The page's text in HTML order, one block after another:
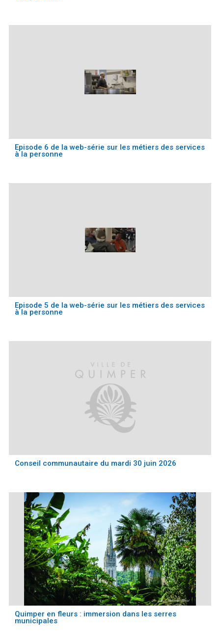
Episode 6 de la web-série sur les métiers des services
à la personne
Episode 5 de la web-série sur les métiers des services
à la personne
Conseil communautaire du mardi 30 juin 2026
Quimper en fleurs : immersion dans les serres
municipales